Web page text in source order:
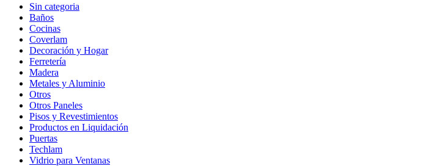
Sin categoria
Baños
Cocinas
Coverlam
Decoración y Hogar
Ferretería
Madera
Metales y Aluminio
Otros
Otros Paneles
Pisos y Revestimientos
Productos en Liquidación
Puertas
Techlam
Vidrio para Ventanas